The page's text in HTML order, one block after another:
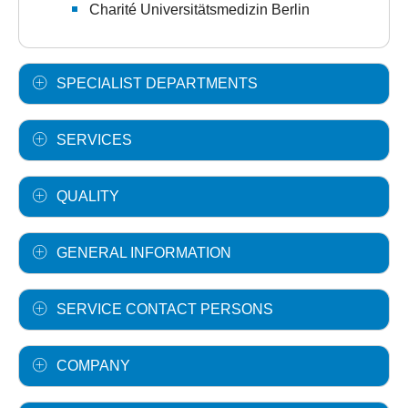
Charité Universitätsmedizin Berlin
SPECIALIST DEPARTMENTS
SERVICES
QUALITY
GENERAL INFORMATION
SERVICE CONTACT PERSONS
COMPANY